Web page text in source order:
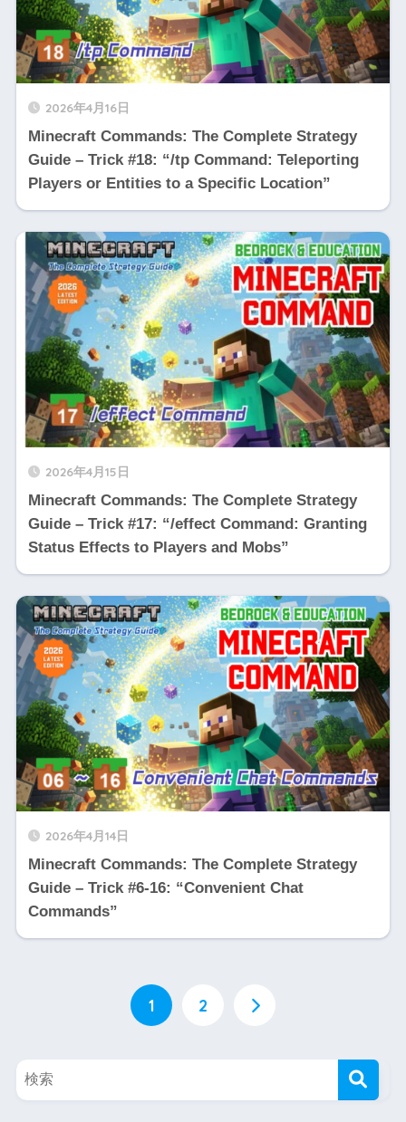
2026年4月16日
Minecraft Commands: The Complete Strategy
Guide – Trick #18: “/tp Command: Teleporting
Players or Entities to a Specific Location”
2026年4月15日
Minecraft Commands: The Complete Strategy
Guide – Trick #17: “/effect Command: Granting
Status Effects to Players and Mobs”
2026年4月14日
Minecraft Commands: The Complete Strategy
Guide – Trick #6-16: “Convenient Chat
Commands”
1 2